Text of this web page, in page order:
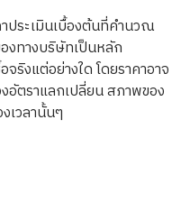
ประเมินเบื้องต้นที่คำนวณ
งทางบริษัทเป็นหลัก
ริงแต่อย่างใด โดยราคาอาจ
อัตราแลกเปลี่ยน สภาพของ
เวลานั้นๆ